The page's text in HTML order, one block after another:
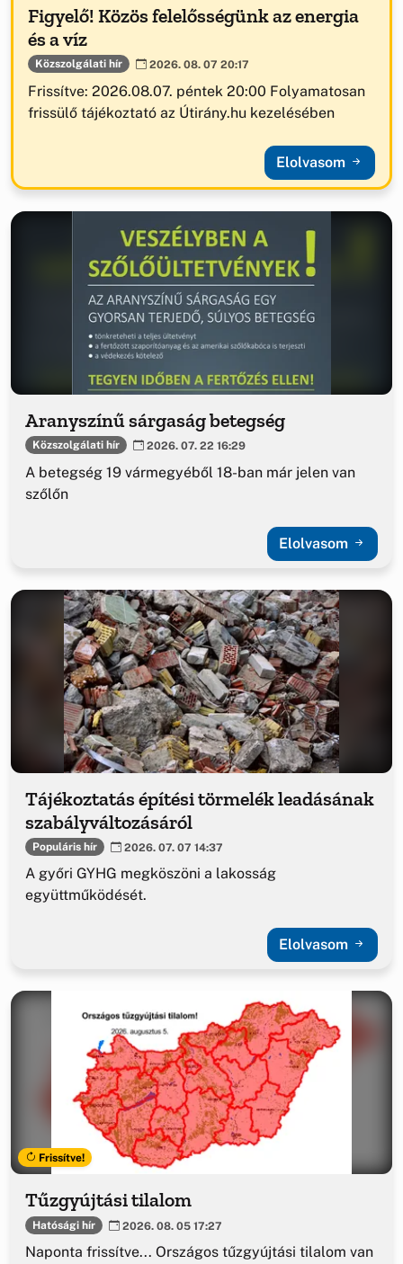
Figyelő! Közös felelősségünk az energia
és a víz
Közszolgálati hír 2026. 08. 07 20:17
Frissítve: 2026.08.07. péntek 20:00 Folyamatosan
frissülő tájékoztató az Útirány.hu kezelésében
Elolvasom
Aranyszínű sárgaság betegség
Közszolgálati hír 2026. 07. 22 16:29
A betegség 19 vármegyéből 18-ban már jelen van
szőlőn
Elolvasom
Tájékoztatás építési törmelék leadásának
szabályváltozásáról
Populáris hír 2026. 07. 07 14:37
A győri GYHG megköszöni a lakosság
együttműködését.
Elolvasom
Frissítve!
Tűzgyújtási tilalom
Hatósági hír 2026. 08. 05 17:27
Naponta frissítve... Országos tűzgyújtási tilalom van